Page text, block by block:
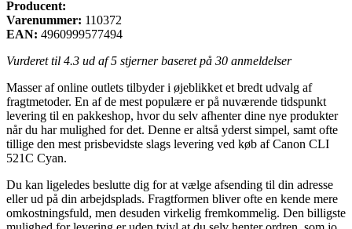
Producent:
Varenummer: 110372
EAN: 4960999577494
Vurderet til 4.3 ud af 5 stjerner baseret på 30 anmeldelser
Masser af online outlets tilbyder i øjeblikket et bredt udvalg af
fragtmetoder. En af de mest populære er på nuværende tidspunkt
levering til en pakkeshop, hvor du selv afhenter dine nye produkter
når du har mulighed for det. Denne er altså yderst simpel, samt ofte
tillige den mest prisbevidste slags levering ved køb af Canon CLI
521C Cyan.
Du kan ligeledes beslutte dig for at vælge afsending til din adresse
eller ud på din arbejdsplads. Fragtformen bliver ofte en kende mere
omkostningsfuld, men desuden virkelig fremkommelig. Den billigste